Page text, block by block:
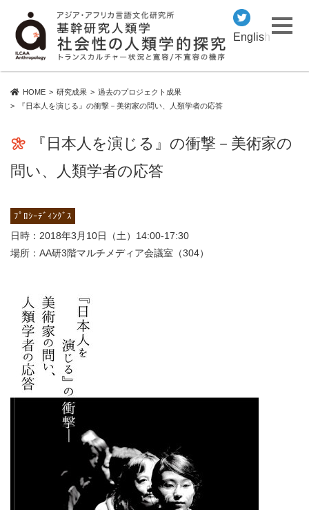
English
HOME 研究成果
過去のプロジェクト成果
『日本人を演じる』の衝撃－美術家の問い、人類学者の応答
『日本人を演じる』の衝撃－美術家の
問い、人類学者の応答
ﾌﾟﾛｼｰﾃﾞｨﾝｸﾞｽ
日時：2018年3月10日（土）14:00-17:30
場所：AA研3階マルチメディア会議室（304）